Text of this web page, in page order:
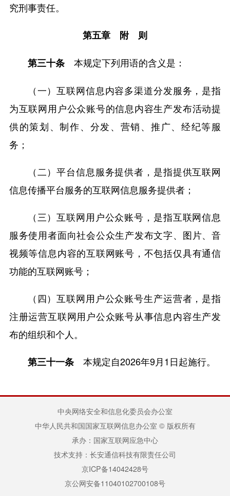
究刑事责任。
第五章 附 则
第三十条本规定下列用语的含义是：
（一）互联网信息内容多渠道分发服务，是指
为互联网用户公众账号的信息内容生产发布活动提
供的策划、制作、分发、营销、推广、经纪等服
务；
（二）平台信息服务提供者，是指提供互联网
信息传播平台服务的互联网信息服务提供者；
（三）互联网用户公众账号，是指互联网信息
服务使用者面向社会公众生产发布文字、图片、音
视频等信息内容的互联网账号，不包括仅具有通信
功能的互联网账号；
（四）互联网用户公众账号生产运营者，是指
注册运营互联网用户公众账号从事信息内容生产发
布的组织和个人。
第三十一条本规定自2026年9月1日起施行。
中央网络安全和信息化委员会办公室
中华人民共和国国家互联网信息办公室 © 版权所有
承办：国家互联网应急中心
技术支持：长安通信科技有限责任公司
京ICP备14042428号
京公网安备11040102700108号